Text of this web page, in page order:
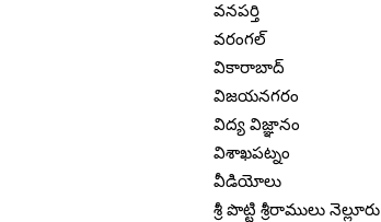
వనపర్తి
వరంగల్
వికారాబాద్
విజయనగరం
విద్య విజ్ఞానం
విశాఖపట్నం
వీడియోలు
శ్రీ పొట్టి శ్రీరాములు నెల్లూరు